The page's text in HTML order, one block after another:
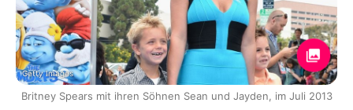
Getty Images
Britney Spears mit ihren Söhnen Sean und Jayden, im Juli 2013